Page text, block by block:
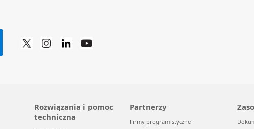
Rozwiązania i pomoc
techniczna
Partnerzy
Firmy programistyczne